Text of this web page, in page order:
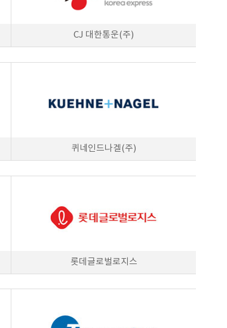
CJ 대한통운(주)
퀴네인드나겔(주)
롯데글로벌로지스